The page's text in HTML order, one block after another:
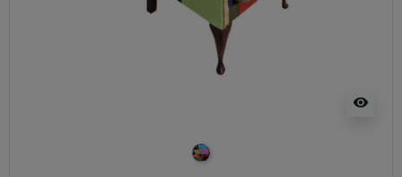
visibility
Patchwork